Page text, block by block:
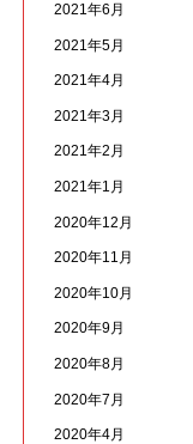
2021年6月
2021年5月
2021年4月
2021年3月
2021年2月
2021年1月
2020年12月
2020年11月
2020年10月
2020年9月
2020年8月
2020年7月
2020年4月